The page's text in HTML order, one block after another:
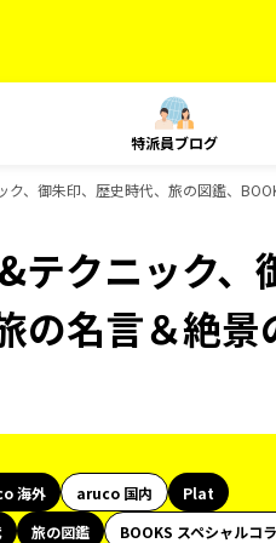
特派員ブログ
、御朱印、歴史時代、旅の図鑑、
クニック、
の名言＆絶景
海外 aruco 国内
Plat
旅の図鑑 BOOKS スペシャルコ